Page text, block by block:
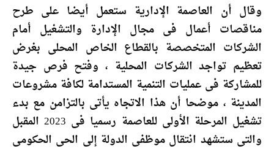
وقال أن العاصمة الإدارية ستعمل أيضا على طرح
مناقصات أعمال فى مجال الإدارة والتشغيل أمام
الشركات المتخصصة بالقطاع الخاص المحلى بغرض
تعظيم تواجد الشركات المحلية ، وفتح فرص جيدة
للمشاركة فى عمليات التنمية المستدامة لكافة مشروعات
المدينة ، موضحا أن هذا الاتجاه يأتى بالتزامن مع بدء
تشغيل المرحلة الأولى للعاصمة رسميا فى 2023 المقبل
والتى ستشهد انتقال موظفى الدولة إلى الحى الحكومى